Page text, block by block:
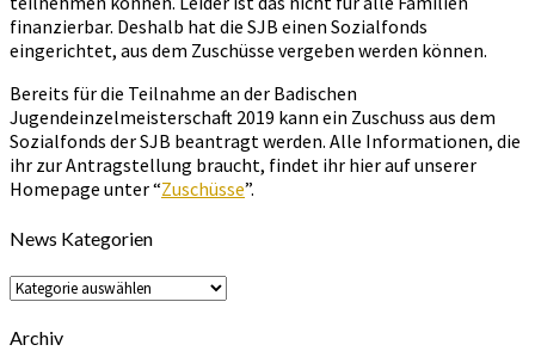
finanzierbar. Deshalb hat die SJB einen Sozialfonds
eingerichtet, aus dem Zuschüsse vergeben werden können.
Bereits für die Teilnahme an der Badischen
Jugendeinzelmeisterschaft 2019 kann ein Zuschuss aus dem
Sozialfonds der SJB beantragt werden. Alle Informationen, die
ihr zur Antragstellung braucht, findet ihr hier auf unserer
Homepage unter “Zuschüsse”.
News Kategorien
News
Kategorien
Archiv